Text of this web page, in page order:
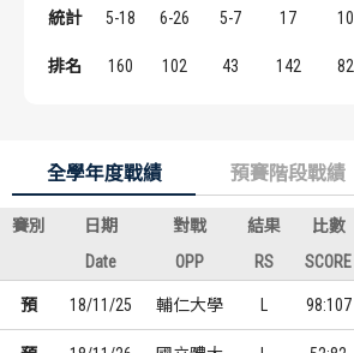
統計 5-18 6-26 5-7 17 10
排名 160 102 43 142 82
全學年度戰績 預賽階段戰績
賽別 日期 對戰 結果 比數
Date
OPP RS SCORE
預 18/11/25 輔仁大學 98:107